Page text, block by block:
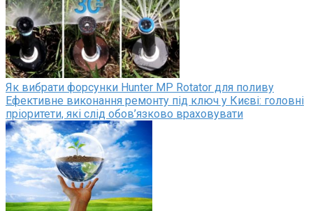
Як вибрати форсунки Hunter MP Rotator для поливу
Ефективне виконання ремонту під ключ у Києві: головні
пріоритети, які слід обов’язково враховувати